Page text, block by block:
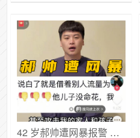
42 岁郝帅遭网暴报警 回应争议称未针对任何人，吐槽张本智和引热议